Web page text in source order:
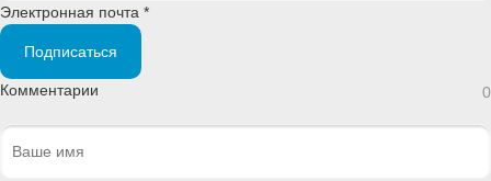
Электронная почта *
Подписаться
Комментарии 0